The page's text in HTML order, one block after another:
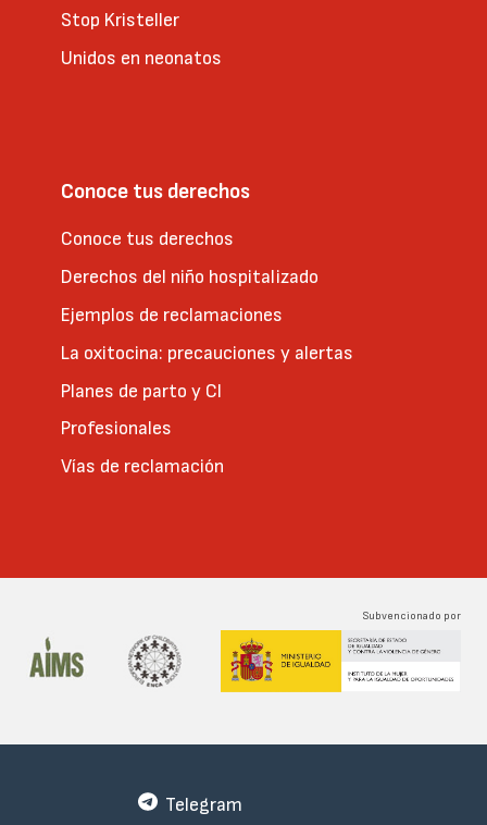
Stop Kristeller
Unidos en neonatos
Conoce tus derechos
Conoce tus derechos
Derechos del niño hospitalizado
Ejemplos de reclamaciones
La oxitocina: precauciones y alertas
Planes de parto y CI
Profesionales
Vías de reclamación
Subvencionado por
Telegram